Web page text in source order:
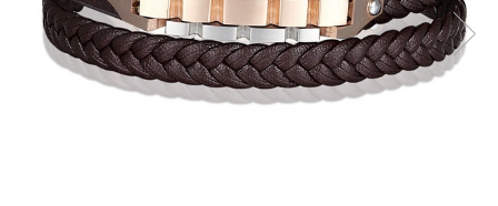
CERCEI
CEASURI DAMA